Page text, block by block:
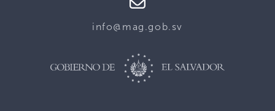
info@mag.gob.sv